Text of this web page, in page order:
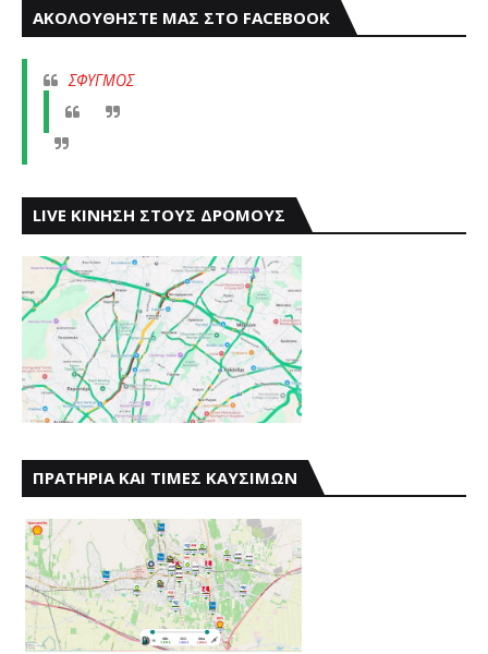
ΑΚΟΛΟΥΘΗΣΤΕ ΜΑΣ ΣΤΟ FACEBOOK
ΣΦΥΓΜΟΣ
LIVE ΚΙΝΗΣΗ ΣΤΟΥΣ ΔΡΟΜΟΥΣ
ΠΡΑΤΗΡΙΑ ΚΑΙ ΤΙΜΕΣ ΚΑΥΣΙΜΩΝ